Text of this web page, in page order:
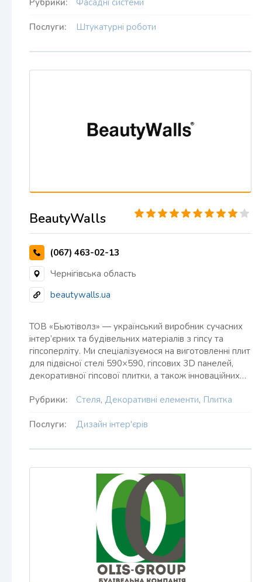
Рубрики: Фасадні системи
Послуги: Штукатурні роботи
BeautyWalls
(067) 463-02-13
Чернігівська область
beautywalls.ua
ТОВ «Бьютіволз» — український виробник сучасних
інтер’єрних та будівельних матеріалів з гіпсу та
гіпсоперліту. Ми спеціалізуємося на виготовленні плит
для підвісної стелі 590×590, гіпсових 3D панелей,
декоративної гіпсової плитки, а також інноваційних…
Рубрики: Стеля, Декоративні елементи, Плитка
Послуги: Дизайн інтер'єрів